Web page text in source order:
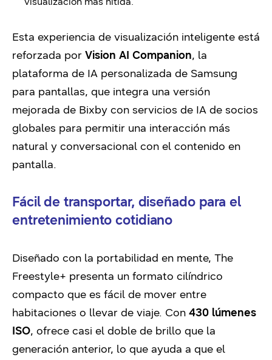
Esta experiencia de visualización inteligente está
reforzada por Vision AI Companion, la
plataforma de IA personalizada de Samsung
para pantallas, que integra una versión
mejorada de Bixby con servicios de IA de socios
globales para permitir una interacción más
natural y conversacional con el contenido en
pantalla.
Fácil de transportar, diseñado para el
entretenimiento cotidiano
Diseñado con la portabilidad en mente, The
Freestyle+ presenta un formato cilíndrico
compacto que es fácil de mover entre
habitaciones o llevar de viaje. Con 430 lúmenes
ISO, ofrece casi el doble de brillo que la
generación anterior, lo que ayuda a que el